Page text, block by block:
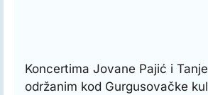
Koncertima Jovane Pajić i
održanim kod Gurgusovačke